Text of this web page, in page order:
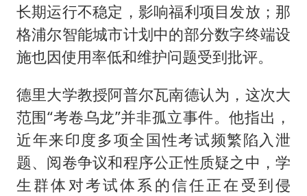
长期运行不稳定，影响福利项目发放；那
格浦尔智能城市计划中的部分数字终端设
施也因使用率低和维护问题受到批评。
德里大学教授阿普尔瓦南德认为，这次大
范围“考卷乌龙”并非孤立事件。他指出，
近年来印度多项全国性考试频繁陷入泄
题、阅卷争议和程序公正性质疑之中，学
生群体对考试体系的信任正在受到侵